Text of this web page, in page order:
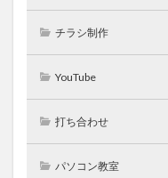
チラシ制作
YouTube
打ち合わせ
パソコン教室